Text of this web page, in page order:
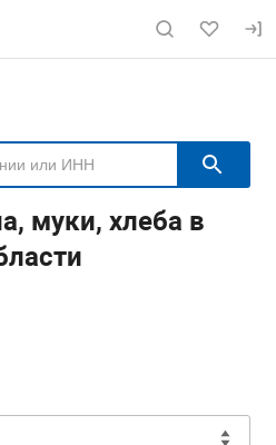
по сайту
муки, хлеба в